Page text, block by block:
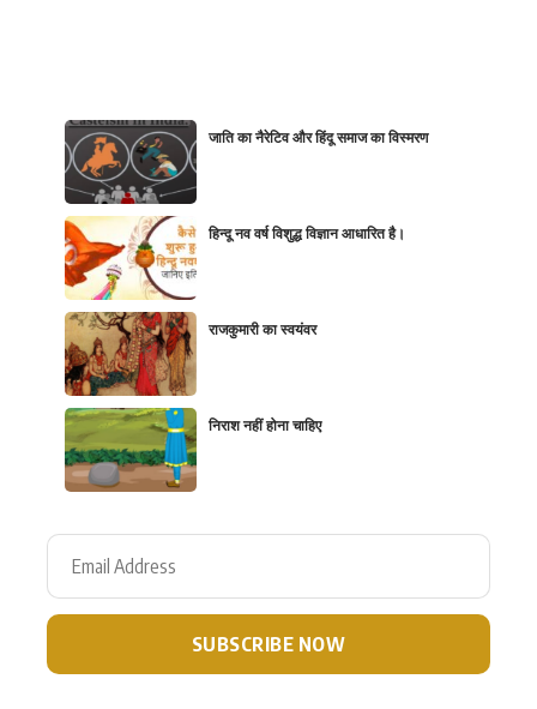
जाति का नैरेटिव और हिंदू समाज का विस्मरण
हिन्दू नव वर्ष विशुद्ध विज्ञान आधारित है।
राजकुमारी का स्वयंवर
निराश नहीं होना चाहिए